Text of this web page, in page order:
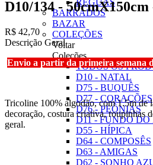
RÉGUAS
BARRADOS
BAZAR
COLEÇÕES
Voltar
Coleções
TODOS OS
D10 - NATAL
D75 - BUQUÊS
D77 - CORAÇÕES
D76 - PEÔNIAS
D11 - FUNDO
D55 - HÍPICA
D64 - COMPOSÊS
D63 - AMIGAS
D62 - SONHO
D10/134 -
R$ 42,70
Descrição Geral
Envio a partir da primeira semana
Tricoline 100% algodão, com 1.5m de
decoração, costura criativa, roupinhas
geral.